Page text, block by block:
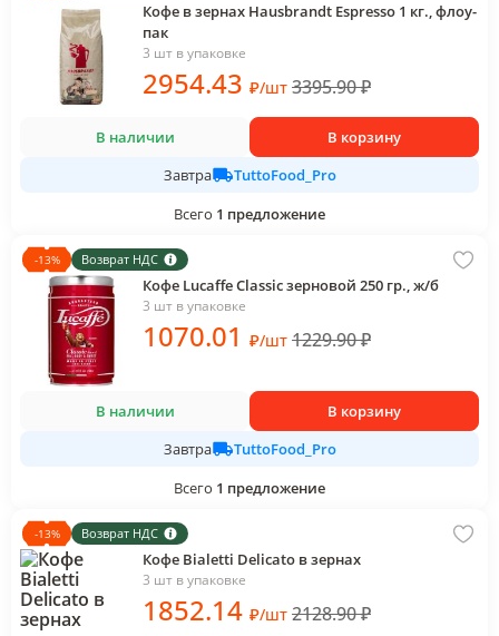
Кофе в зернах Hausbrandt Espresso 1 кг., флоу-
пак
3 шт в упаковке
2954.43 ₽/шт 3395.90₽
В наличии
В корзину
Завтра
TuttoFood_Pro
Всего 1 предложение
-13% Возврат НДС
Кофе Lucaffe Classic зерновой 250 гр., ж/б
3 шт в упаковке
1070.01 ₽/шт 1229.90₽
В наличии
В корзину
Завтра
TuttoFood_Pro
Всего 1 предложение
-13% Возврат НДС
Кофе Bialetti Delicato в зернах
3 шт в упаковке
1852.14 ₽/шт 2128.90₽